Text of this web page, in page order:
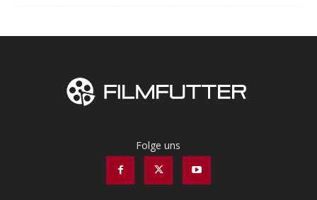
Folge uns